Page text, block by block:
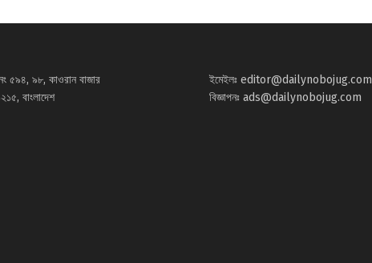
৫৯৪, ৯৮, কাওরান বাজার
বাংলাদেশ
ইমেইলঃ editor@dailynobojug.com
বিজ্ঞাপনঃ ads@dailynobojug.com